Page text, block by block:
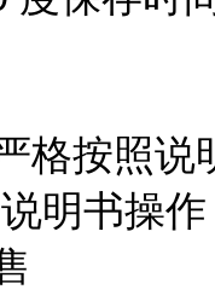
格按照说
明书操